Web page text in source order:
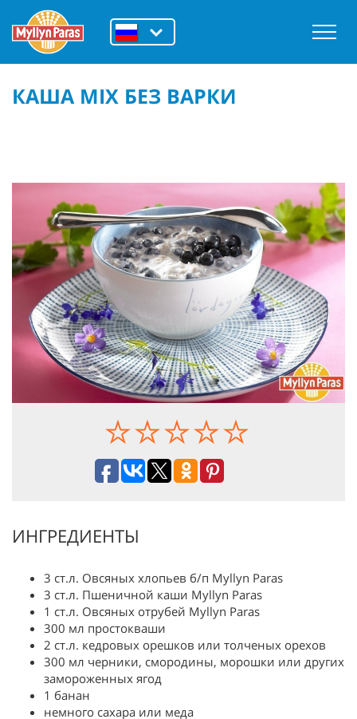
КАША MIX БЕЗ ВАРКИ
ИНГРЕДИЕНТЫ
3 ст.л. Овсяных хлопьев б/п Myllyn Paras
3 ст.л. Пшеничной каши Myllyn Paras
1 ст.л. Овсяных отрубей Myllyn Paras
300 мл простокваши
2 ст.л. кедровых орешков или толченых орехов
300 мл черники, смородины, морошки или других
замороженных ягод
1 банан
немного сахара или меда